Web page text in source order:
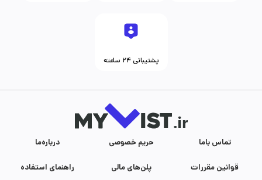
پشتیبانی ۲۴ ساعته
درباره‌ما حریم خصوصی تماس با‌ما
راهنمای استفاده پلن‌های مالی قوانین مقررات